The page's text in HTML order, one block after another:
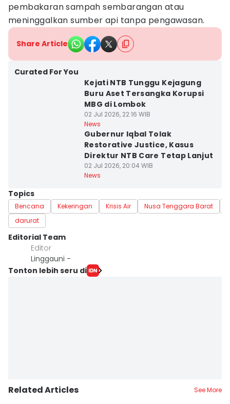
pembakaran sampah sembarangan atau
meninggalkan sumber api tanpa pengawasan.
Share Article
Curated For You
Kejati NTB Tunggu Kejagung
Buru Aset Tersangka Korupsi
MBG di Lombok
02 Jul 2026, 22:16 WIB
News
Gubernur Iqbal Tolak
Restorative Justice, Kasus
Direktur NTB Care Tetap Lanjut
02 Jul 2026, 20:04 WIB
News
Topics
Bencana Kekeringan Krisis Air Nusa Tenggara Barat
darurat
Editorial Team
Editor
Linggauni -
Tonton lebih seru di
Related Articles See More